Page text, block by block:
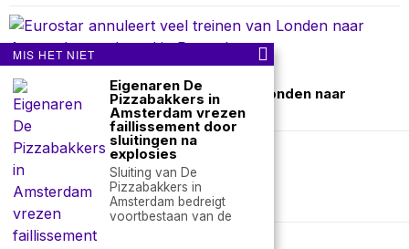
Eurostar annuleert veel treinen van Londen naar
Amsterdam na brand in Rotterdam
Over ons
nieuwsimpuls.online
MIS HET NIET
Eigenaren De
Pizzabakkers in
Amsterdam vrezen
faillissement door
sluitingen na
explosies
Sluiting van De
Pizzabakkers in
Amsterdam bedreigt
voortbestaan van de